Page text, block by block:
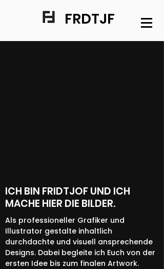
FRDTJF
ICH BIN FRIDTJOF UND ICH
MACHE HIER DIE BILDER.
Als professioneller Grafiker und
Illustrator gestalte inhaltlich
durchdachte und visuell ansprechende
Designs. Dabei begleite ich Euch von der
ersten Idee bis zum finalen Artwork.